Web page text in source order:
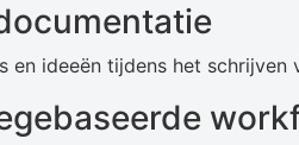
en ideeën tijdens het